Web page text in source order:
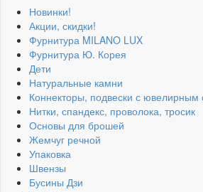
Новинки!
Акции, скидки!
Фурнитура MILANO LUX
Фурнитура Ю. Корея
Дети
Натуральные камни
Коннекторы, подвески с ювелирным
Нитки, спандекс, проволока, тросик
Основы для брошей
Жемчуг речной
Упаковка
Швензы
Бусины Дзи